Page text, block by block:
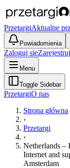
PrzetargiAktualne
Powiadomienia
Zaloguj się
Menu
Toggle Sidebar
PrzetargiO nas
Strona główna
›
Przetargi
›
Netherlands –
Internet and
Amsterdam